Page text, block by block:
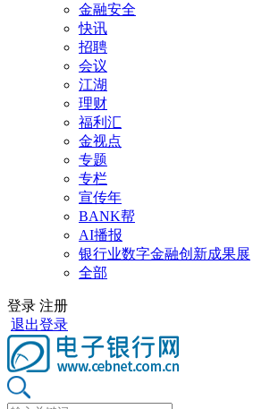
金融安全
快讯
招聘
会议
江湖
理财
福利汇
金视点
专题
专栏
宣传年
BANK帮
AI播报
银行业数字金融创新成果展
全部
登录 注册
退出登录